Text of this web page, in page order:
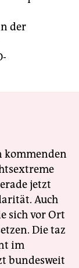
der
kommenden
jetzt
Auch
sich vor Ort
Die taz
im
bundesweit